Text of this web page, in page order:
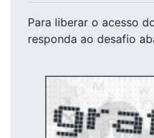
Para liberar o acesso
responda ao desafio